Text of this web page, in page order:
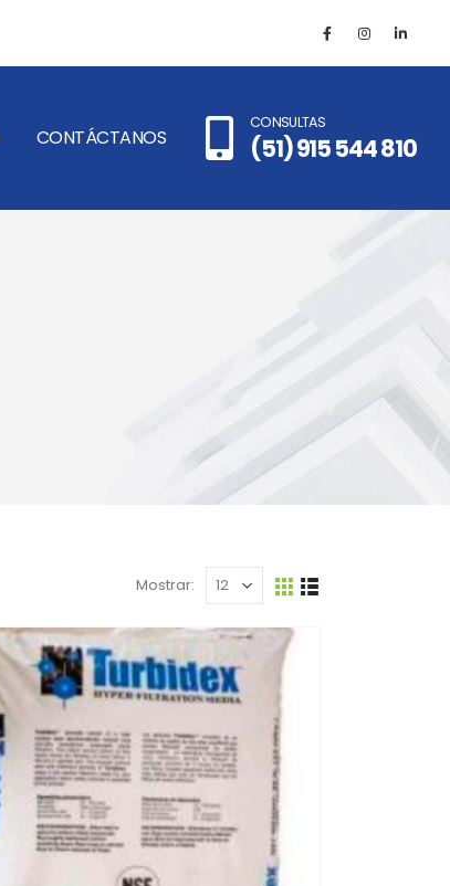
CONTÁCTANOS
CONSULTAS
(51) 915 544 810
Mostrar: